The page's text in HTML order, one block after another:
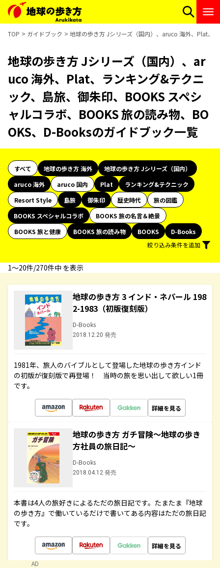
TOP ガイドブック 地球の歩き方 Jシリーズ（国内）、aruco 海外、Plat、
地球の歩き方 Jシリーズ（国内）、ar
uco 海外、Plat、ランキング&テクニ
ック、島旅、御朱印、BOOKS スペシ
ャルコラボ、BOOKS 旅の読み物、BO
OKS、D-Booksのガイドブック一覧
すべて 地球の歩き方 海外
地球の歩き方 Jシリーズ（国内）
aruco 海外
aruco 国内 Plat
ランキング&テクニック
Resort Style
島旅 御朱印 歴史時代
旅の図鑑
BOOKS スペシャルコラボ
BOOKS 旅の名言＆絶景
BOOKS 旅と健康
BOOKS 旅の読み物 BOOKS
D-Books
絞り込み条件を追加
1〜20件/270件中 を表示
地球の歩き方 3 インド・ネパール 198
2-1983（初版復刻版）
D-Books
2018.12.20 発売
1981年、旅人のバイブルとして登場した地球の歩き方インド
の初版が復刻版で再登場！ 当時の旅を思い出して欲しい1冊
です。
詳細を見る
地球の歩き方 ガチ冒険～地球の歩き
方社員の旅日記～
D-Books
2018.04.12 発売
本書は4人の旅好きによるただの旅日記です。たまたま『地球
の歩き方』で働いているだけで書いてある内容はただの旅日記
です。
詳細を見る
AD